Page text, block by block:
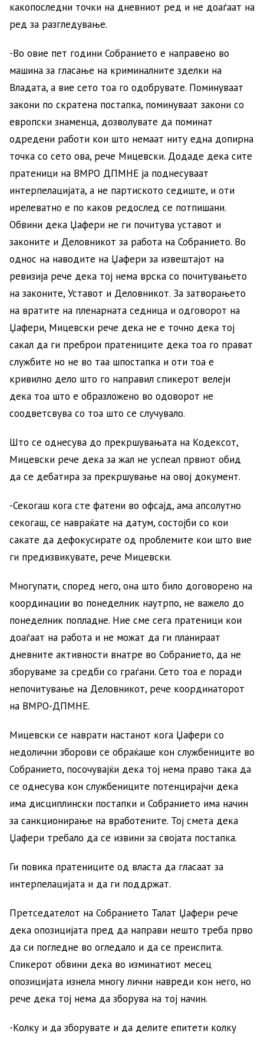
какопоследни точки на дневниот ред и не доаѓаат на
ред за разгледување.
-Во овие пет години Собранието е направено во
машина за гласање на криминалните зделки на
Владата, а вие сето тоа го одобрувате. Поминуваат
закони по скратена постапка, поминуваат закони со
европски знаменца, дозволувате да поминат
одредени работи кои што немаат ниту една допирна
точка со сето ова, рече Мицевски. Додаде дека сите
пратеници на ВМРО ДПМНЕ ја поднесуваат
интерпелацијата, а не партиското седиште, и оти
ирелеватно е по каков редослед се потпишани.
Обвини дека Џафери не ги почитува уставот и
законите и Деловникот за работа на Собранието. Во
однос на наводите на Џафери за извештајот на
ревизија рече дека тој нема врска со почитувањето
на законите, Уставот и Деловникот. За затворањето
на вратите на пленарната седница и одговорот на
Џафери, Мицевски рече дека не е точно дека тој
сакал да ги преброи пратениците дека тоа го прават
службите но не во таа шпостапка и оти тоа е
кривилно дело што го направил спикерот велеји
дека тоа што е образложено во одоворот не
соодветсвува со тоа што се случувало.
Што се однесува до прекршувањата на Кодексот,
Мицевски рече дека за жал не успеал првиот обид
да се дебатира за прекршување на овој документ.
-Секогаш кога сте фатени во офсајд, ама апсолутно
секогаш, се навраќате на датум, состојби со кои
сакате да дефокусирате од проблемите кои што вие
ги предизвикувате, рече Мицевски.
Многупати, според него, она што било договорено на
координации во понеделник наутрпо, не важело до
понеделник попладне. Ние сме сега пратеници кои
доаѓаат на работа и не можат да ги планираат
дневните активности внатре во Собранието, да не
зборуваме за средби со граѓани. Сето тоа е поради
непочитување на Деловникот, рече координаторот
на ВМРО-ДПМНЕ.
Мицевски се наврати настанот кога Џафери со
недолични зборови се обраќаше кон службениците во
Собранието, посочувајќи дека тој нема право така да
се однесува кон службениците потенцирајчи дека
има дисциплински постапки и Собранието има начин
за санкционирање на вработените. Тој смета дека
Џафери требало да се извини за својата постапка.
Ги повика пратениците од власта да гласаат за
интерпелацијата и да ги поддржат.
Претседателот на Собранието Талат Џафери рече
дека опозицијата пред да направи нешто треба прво
да си погледне во огледало и да се преиспита.
Спикерот обвини дека во изминатиот месец
опозицијата изнела многу лични навреди кон него, но
рече дека тој нема да зборува на тој начин.
-Колку и да зборувате и да делите епитети колку